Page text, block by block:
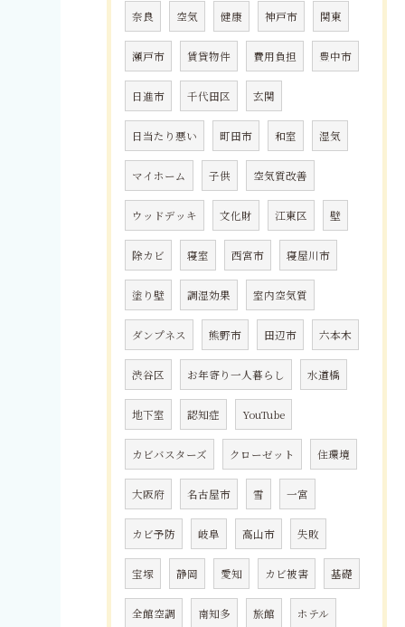
奈良 空気 健康 神戸市 関東
瀬戸市 賃貸物件 費用負担 豊中市
日進市 千代田区 玄関
日当たり悪い 町田市 和室 湿気
マイホーム 子供 空気質改善
ウッドデッキ 文化財 江東区 壁
除カビ 寝室 西宮市 寝屋川市
塗り壁 調湿効果 室内空気質
ダンプネス 熊野市 田辺市 六本木
渋谷区 お年寄り一人暮らし 水道橋
地下室 認知症 YouTube
カビバスターズ クローゼット 住環境
大阪府 名古屋市 雪 一宮
カビ予防 岐阜 高山市 失敗
宝塚 静岡 愛知 カビ被害 基礎
全館空調 南知多 旅館 ホテル